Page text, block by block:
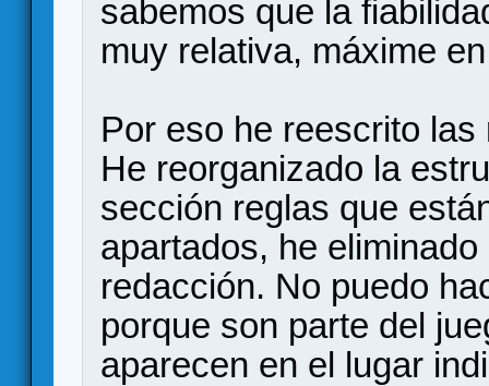
sabemos que la
muy relativa, máxime
Por eso he reescrito
He reorganizado la
sección reglas que
apartados, he
redacción. No puedo
porque son parte del
aparecen en el lugar